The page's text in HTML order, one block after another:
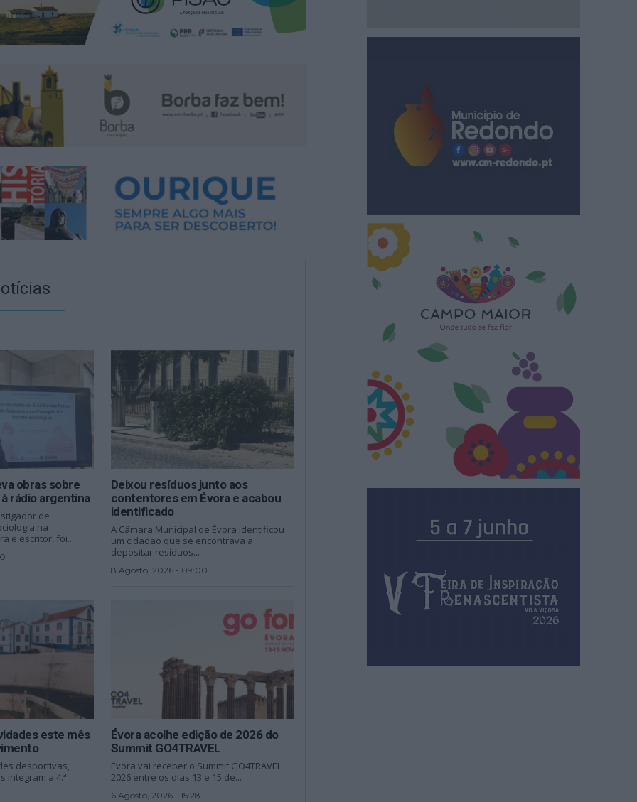
obras sobre
rádio argentina
de
na
e escritor, foi...
Deixou resíduos junto aos
contentores em Évora e acabou
identificado
A Câmara Municipal de Évora identificou
um cidadão que se encontrava a
depositar resíduos...
8 Agosto, 2026 - 09:00
este mês
desportivas,
integram a 4.ª
Évora acolhe edição de 2026 do
Summit GO4TRAVEL
Évora vai receber o Summit GO4TRAVEL
2026 entre os dias 13 e 15 de...
6 Agosto, 2026 - 15:28